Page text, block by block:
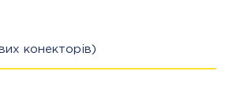
конекторів)